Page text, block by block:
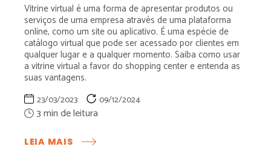
Vitrine virtual é uma forma de apresentar produtos ou
serviços de uma empresa através de uma plataforma
online, como um site ou aplicativo. É uma espécie de
catálogo virtual que pode ser acessado por clientes em
qualquer lugar e a qualquer momento. Saiba como usar
a vitrine virtual a favor do shopping center e entenda as
suas vantagens.
23/03/2023 09/12/2024
LEIA MAIS
VITRINE